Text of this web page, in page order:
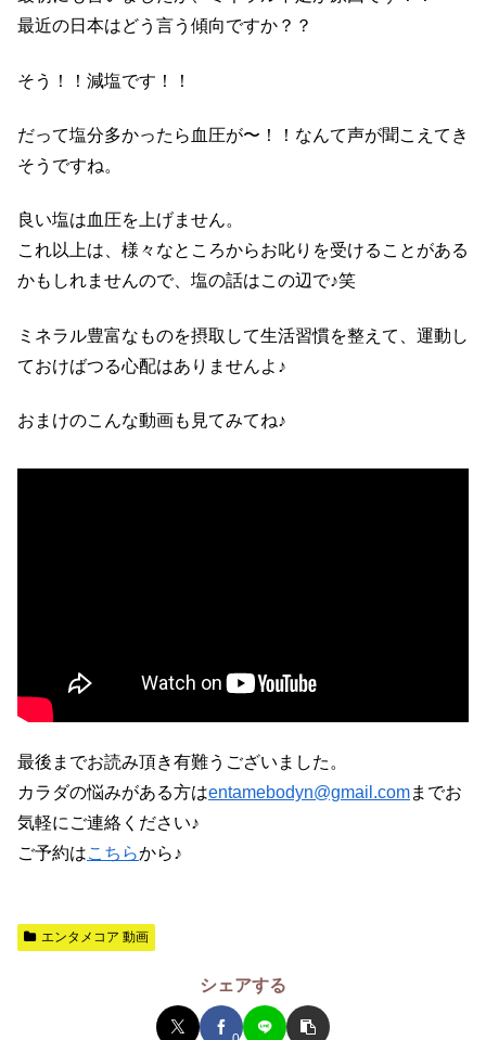
最近の日本はどう言う傾向ですか？？
そう！！減塩です！！
だって塩分多かったら血圧が〜！！なんて声が聞こえてき
そうですね。
良い塩は血圧を上げません。
これ以上は、様々なところからお叱りを受けることがある
かもしれませんので、塩の話はこの辺で♪笑
ミネラル豊富なものを摂取して生活習慣を整えて、運動し
ておけばつる心配はありませんよ♪
おまけのこんな動画も見てみてね♪
最後までお読み頂き有難うございました。
カラダの悩みがある方はentamebodyn@gmail.comまでお
気軽にご連絡ください♪
ご予約はこちらから♪
エンタメコア 動画
シェアする